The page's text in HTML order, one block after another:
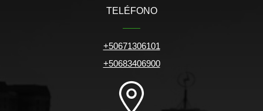
TELÉFONO
+50671306101
+50683406900